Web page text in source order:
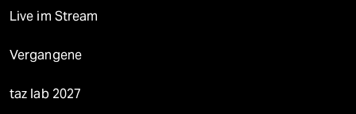
Live im Stream
Vergangene
taz lab 2027